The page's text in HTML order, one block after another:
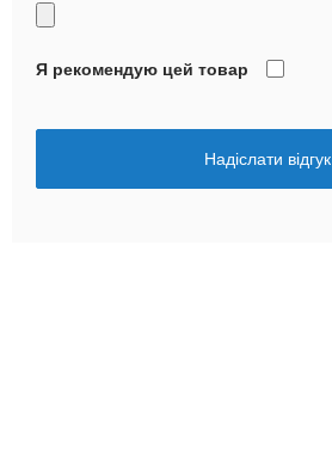
Я рекомендую цей товар
Надіслати відгук